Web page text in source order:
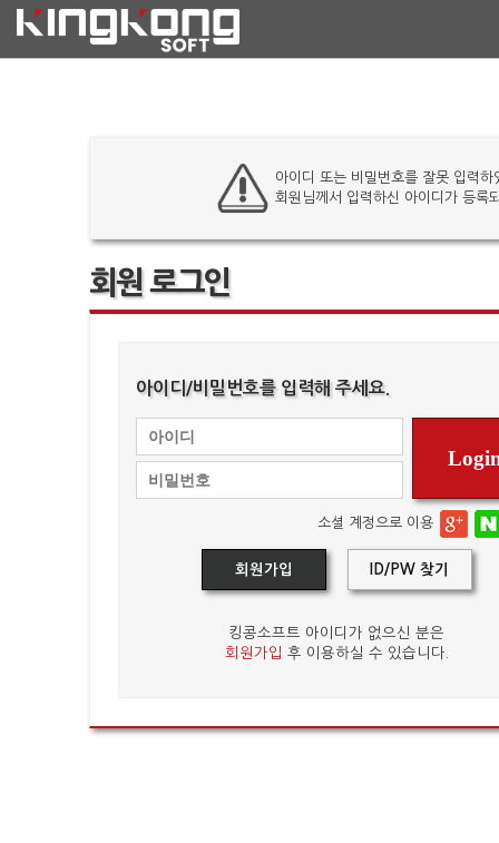
아이디 또는 비밀번호를 잘못 입력하
회원님께서 입력하신 아이디가 등록
회원 로그인
아이디/비밀번호를 입력해 주세요.
소셜 계정으로 이용
회원가입 ID/PW 찾기
킹콩소프트 아이디가 없으신 분은
회원가입 후 이용하실 수 있습니다.